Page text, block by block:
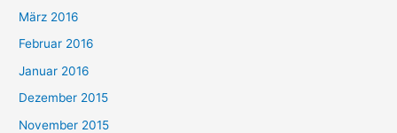
März 2016
Februar 2016
Januar 2016
Dezember 2015
November 2015